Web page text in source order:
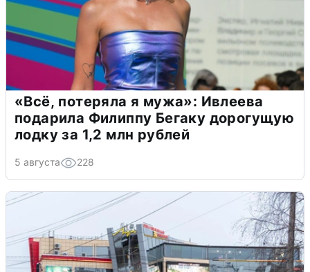
«Всё, потеряла я мужа»: Ивлеева
подарила Филиппу Бегаку дорогущую
лодку за 1,2 млн рублей
5 августа 228